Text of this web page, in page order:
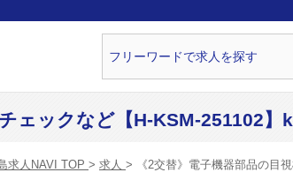
ェックなど【H-KSM-251102】
求人NAVI TOP 求人 《2交替》電子機器部品の目